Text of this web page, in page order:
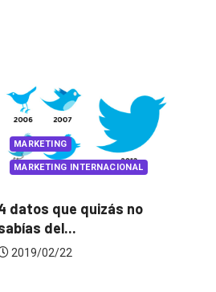
VIRTUAL LUX
lanzamiento de
lleno...